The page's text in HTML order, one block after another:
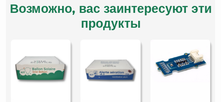
Возможно, вас заинтересуют эти
продукты